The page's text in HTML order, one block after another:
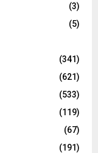
(3)
(5)
(341)
(621)
(533)
(119)
(67)
(191)